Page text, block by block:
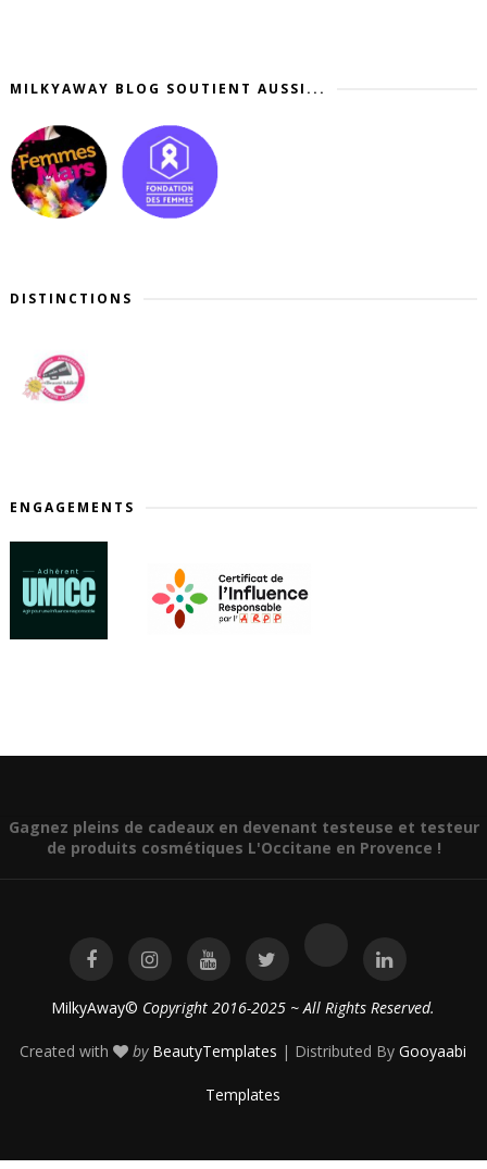
MILKYAWAY BLOG SOUTIENT AUSSI...
DISTINCTIONS
ENGAGEMENTS
Gagnez pleins de cadeaux en devenant testeuse et testeur
de produits cosmétiques L'Occitane en Provence !
MilkyAway© Copyright 2016-2025 ~ All Rights Reserved.
Created with by BeautyTemplates | Distributed ByGooyaabi
Templates